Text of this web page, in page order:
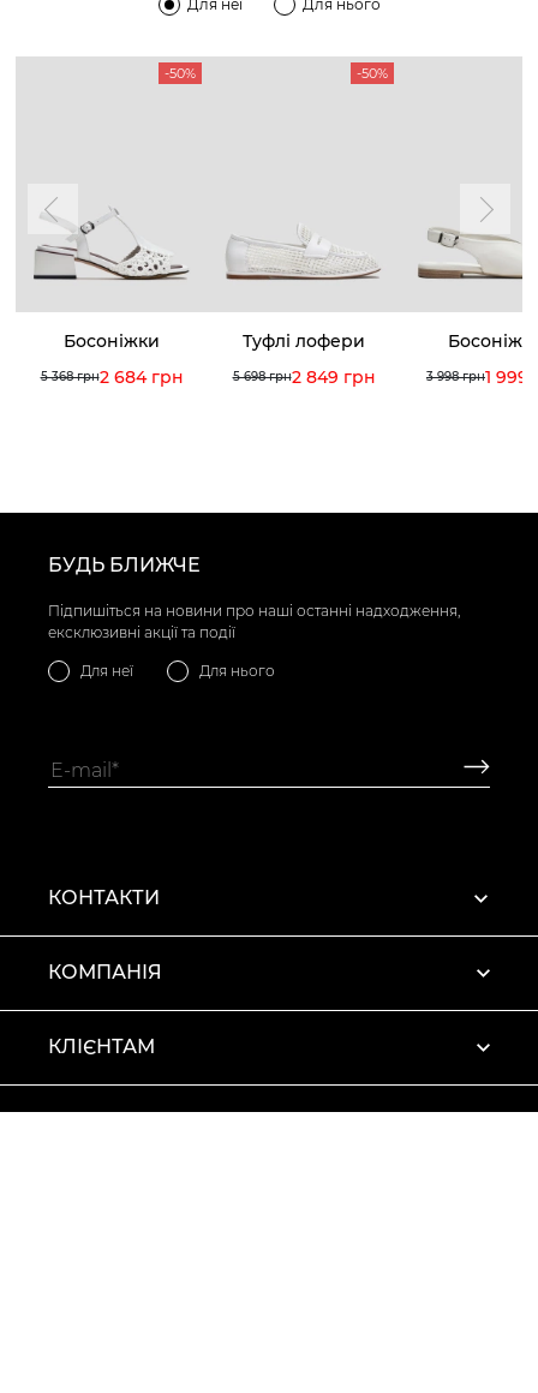
Для неї Для нього
-50%
Босоніжки
5 368 грн2 684 грн
-50%
Туфлі лофери
5 698 грн2 849 грн 3 998 грн1 999
БУДЬ БЛИЖЧЕ
Підпишіться на новини про наші останні надходження,
ексклюзивні акції та події
Для неї Для нього
КОНТАКТИ
КОМПАНІЯ
КЛІЄНТАМ